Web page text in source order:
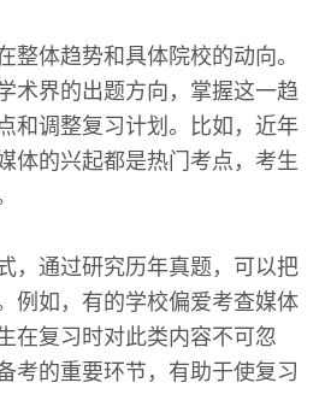
整体趋势和具体院校的动向。
术界的出题方向，掌握这一趋
和调整复习计划。比如，近年
体的兴起都是热门考点，考生
，通过研究历年真题，可以把
例如，有的学校偏爱考查媒体
在复习时对此类内容不可忽
考的重要环节，有助于使复习